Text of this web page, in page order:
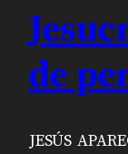
de
JESÚS